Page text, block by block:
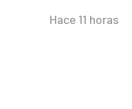
Hace 11 horas